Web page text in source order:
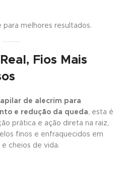
para melhores resultados.
Fios Mais
de alecrim para
e redução da queda, esta é
prática e ação direta na raiz,
finos e enfraquecidos em
e cheios de vida.